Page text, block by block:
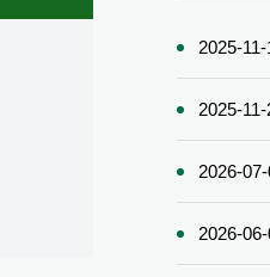
2025-
2025-
2026-
2026-